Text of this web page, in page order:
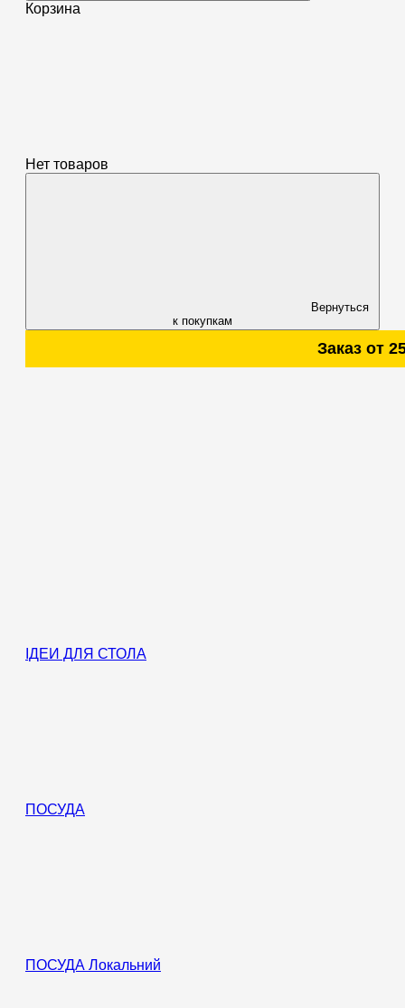
Корзина
Нет товаров
Вернуться
к покупкам
Заказ от
ІДЕИ ДЛЯ СТОЛА
ПОСУДА
ПОСУДА Локальний